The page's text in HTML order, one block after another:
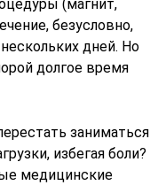
(магнит,
безусловно,
дней. Но
долгое время
заниматься
избегая боли?
медицинские